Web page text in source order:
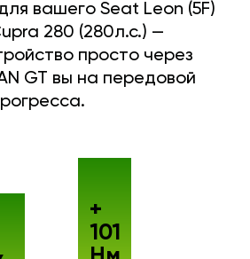
вашего Seat Leon (5F)
280 (280л.с.) —
просто через
GT вы на передовой
+
101